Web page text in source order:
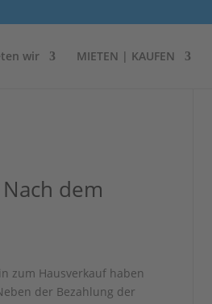
wir MIETEN | KAUFEN
dem
zum Hausverkauf haben
der Bezahlung der